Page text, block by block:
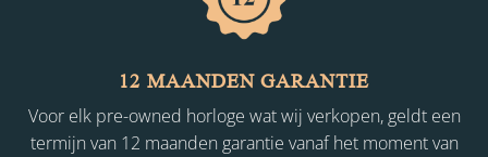
12 MAANDEN GARANTIE
Voor elk pre-owned horloge wat wij verkopen, geldt een
termijn van 12 maanden garantie vanaf het moment van